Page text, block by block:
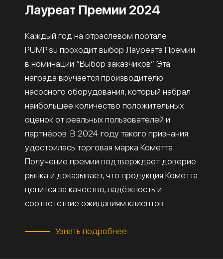
Лауреат Премии 2024
Каждый год на отраслевом портале
PUMP.su проходит выбор Лауреата Премии
в номинации “Выбор заказчиков”. Эта
награда вручается производителю
насосного оборудования, который набрал
наибольшее количество положительных
оценок от реальных пользователей и
партнёров. В 2024 году такого признания
удостоилась торговая марка Кометта.
Получение премии подтверждает доверие
рынка и доказывает, что продукция Кометта
ценится за качество, надёжность и
соответствие ожиданиям клиентов.
Узнать подробнее